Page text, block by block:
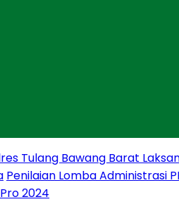
Tulang Bawang Barat
Penilaian Lomba Administrasi
2024